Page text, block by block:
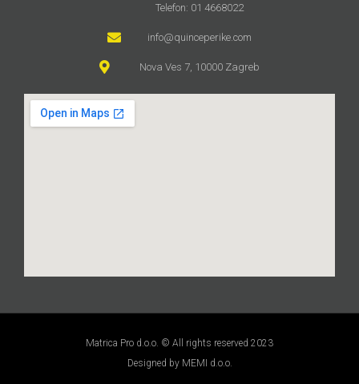
Telefon: 01 4668022
info@quinceperike.com
Nova Ves 7, 10000 Zagreb
Matrica Pro d.o.o. © All rights reserved 2023
Designed by MEMI d.o.o.